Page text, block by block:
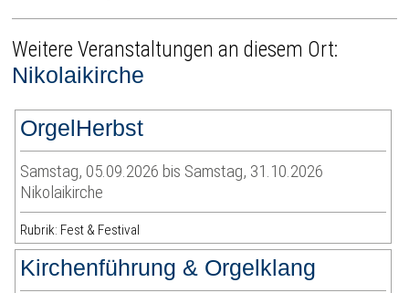
Weitere Veranstaltungen an diesem Ort:
Nikolaikirche
OrgelHerbst
Samstag, 05.09.2026 bis Samstag, 31.10.2026
Nikolaikirche
Rubrik: Fest & Festival
Kirchenführung & Orgelklang